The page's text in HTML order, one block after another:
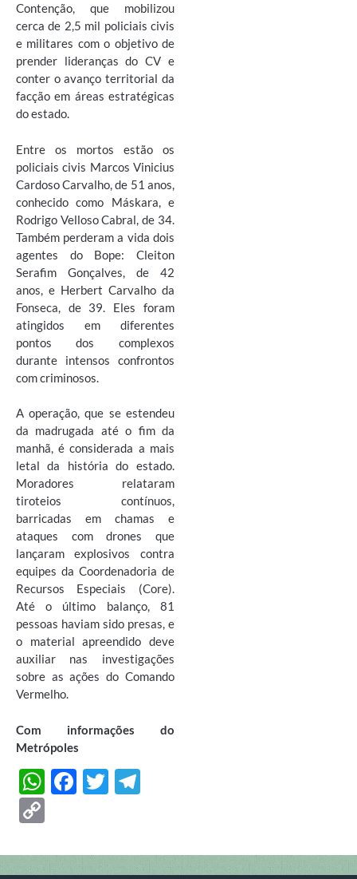
Contenção, que mobilizou
cerca de 2,5 mil policiais civis
e militares com o objetivo de
prender lideranças do CV e
conter o avanço territorial da
facção em áreas estratégicas
do estado.
Entre os mortos estão os
policiais civis Marcos Vinicius
Cardoso Carvalho, de 51 anos,
conhecido como Máskara, e
Rodrigo Velloso Cabral, de 34.
Também perderam a vida dois
agentes do Bope: Cleiton
Serafim Gonçalves, de 42
anos, e Herbert Carvalho da
Fonseca, de 39. Eles foram
atingidos em diferentes
pontos dos complexos
durante intensos confrontos
com criminosos.
A operação, que se estendeu
da madrugada até o fim da
manhã, é considerada a mais
letal da história do estado.
Moradores relataram
tiroteios contínuos,
barricadas em chamas e
ataques com drones que
lançaram explosivos contra
equipes da Coordenadoria de
Recursos Especiais (Core).
Até o último balanço, 81
pessoas haviam sido presas, e
o material apreendido deve
auxiliar nas investigações
sobre as ações do Comando
Vermelho.
Com informações do
Metrópoles
W
s
F
b
T
er gr
p